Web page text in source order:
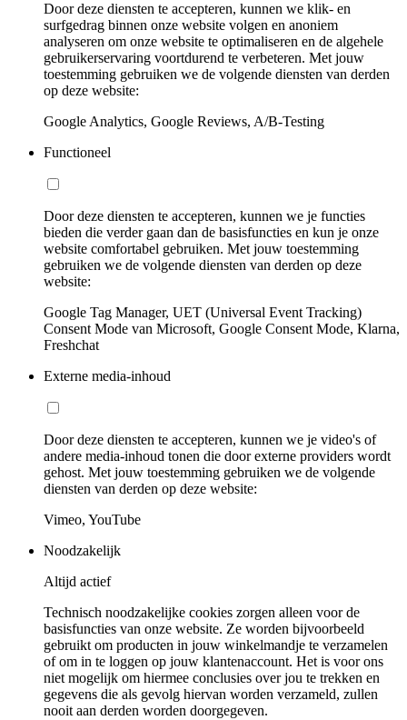
Door deze diensten te accepteren, kunnen we klik- en
surfgedrag binnen onze website volgen en anoniem
analyseren om onze website te optimaliseren en de algehele
gebruikerservaring voortdurend te verbeteren. Met jouw
toestemming gebruiken we de volgende diensten van derden
op deze website:
Google Analytics, Google Reviews, A/B-Testing
Functioneel
Door deze diensten te accepteren, kunnen we je functies
bieden die verder gaan dan de basisfuncties en kun je onze
website comfortabel gebruiken. Met jouw toestemming
gebruiken we de volgende diensten van derden op deze
website:
Google Tag Manager, UET (Universal Event Tracking)
Consent Mode van Microsoft, Google Consent Mode, Klarna,
Freshchat
Externe media-inhoud
Door deze diensten te accepteren, kunnen we je video's of
andere media-inhoud tonen die door externe providers wordt
gehost. Met jouw toestemming gebruiken we de volgende
diensten van derden op deze website:
Vimeo, YouTube
Noodzakelijk
Altijd actief
Technisch noodzakelijke cookies zorgen alleen voor de
basisfuncties van onze website. Ze worden bijvoorbeeld
gebruikt om producten in jouw winkelmandje te verzamelen
of om in te loggen op jouw klantenaccount. Het is voor ons
niet mogelijk om hiermee conclusies over jou te trekken en
gegevens die als gevolg hiervan worden verzameld, zullen
nooit aan derden worden doorgegeven.